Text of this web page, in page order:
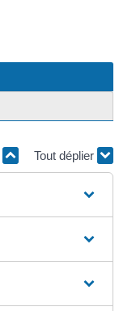
Tout déplier